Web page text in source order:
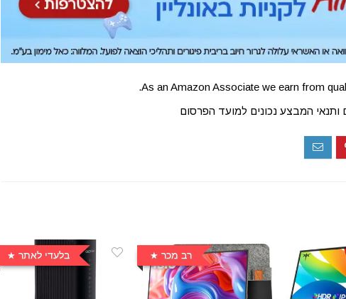
As an Amazon Associate we earn from
ותנאי המבצע נכונים למועד הפרסום
רב מכר בלעדי לאתר